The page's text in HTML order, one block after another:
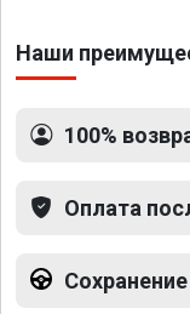
Наши
100%
Оплата